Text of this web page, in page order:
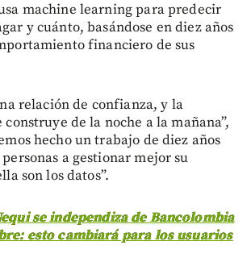
machine learning para predecir
y cuánto, basándose en diez años
financiero de sus
relación de confianza, y la
de la noche a la mañana”,
hecho un trabajo de diez años
a gestionar mejor su
son los datos”.
se independiza de Bancolombia
esto cambiará para los usuarios